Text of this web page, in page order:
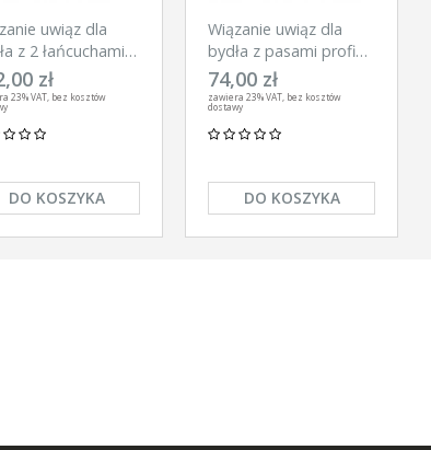
uwiąz dla
z 2 łańcuchami
zł
23% VAT, bez kosztów
DO KOSZYKA
Wiązanie uwiąz dla
bydła z pasami profi
130x4
74,00 zł
zawiera 23% VAT, bez kosztów
dostawy
DO KOSZYKA